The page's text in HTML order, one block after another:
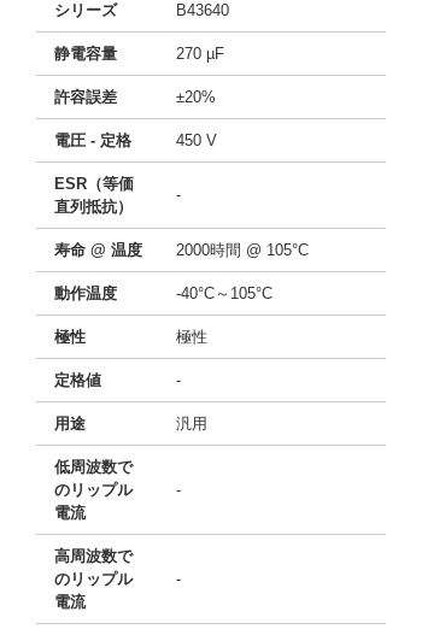
シリーズ B43640
静電容量 270 µF
許容誤差 ±20%
電圧 - 定格 450 V
ESR（等価
直列抵抗）
-
寿命 @ 温度 2000時間 @ 105°C
動作温度 -40°C～105°C
極性 極性
定格値 -
用途 汎用
低周波数で
のリップル
電流
-
高周波数で
のリップル
電流
-